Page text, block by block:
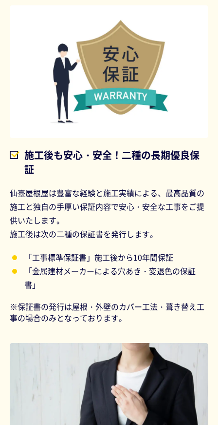
施工後も安心・安全！二種の長期優良保
証
仙臺屋根屋は豊富な経験と施工実績による、最高品質の
施工と独自の手厚い保証内容で安心・安全な工事をご提
供いたします。
施工後は次の二種の保証書を発行します。
「工事標準保証書」施工後から10年間保証
「金属建材メーカーによる穴あき・変退色の保証
書」
※保証書の発行は屋根・外壁のカバー工法・葺き替え工
事の場合のみとなっております。